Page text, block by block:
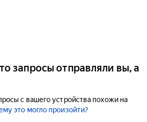
запросы отправляли вы, а
с вашего устройства похожи на
это могло произойти?